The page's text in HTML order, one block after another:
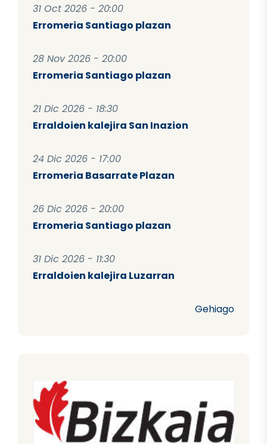
31 Oct 2026 - 20:00
Erromeria Santiago plazan
28 Nov 2026 - 20:00
Erromeria Santiago plazan
21 Dic 2026 - 18:30
Erraldoien kalejira San Inazion
24 Dic 2026 - 17:00
Erromeria Basarrate Plazan
26 Dic 2026 - 20:00
Erromeria Santiago plazan
31 Dic 2026 - 11:30
Erraldoien kalejira Luzarran
Gehiago